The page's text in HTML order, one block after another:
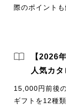
際のポイントも
【2026
人気カ
15,000円前後
ギフトを12種